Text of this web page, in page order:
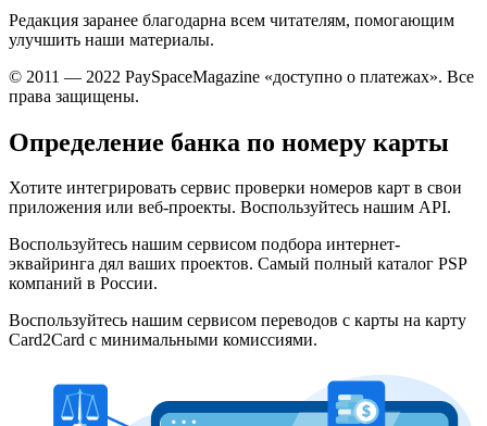
Редакция заранее благодарна всем читателям, помогающим
улучшить наши материалы.
© 2011 — 2022 PaySpaceMagazine «доступно о платежах». Все
права защищены.
Определение банка по номеру карты
Хотите интегрировать сервис проверки номеров карт в свои
приложения или веб-проекты. Воспользуйтесь нашим API.
Воспользуйтесь нашим сервисом подбора интернет-
эквайринга дял ваших проектов. Самый полный каталог PSP
компаний в России.
Воспользуйтесь нашим сервисом переводов с карты на карту
Card2Card c минимальными комиссиями.